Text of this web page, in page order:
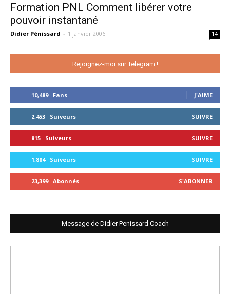
Formation PNL Comment libérer votre
pouvoir instantané
Didier Pénissard - 1 janvier 2006 14
Rejoignez-moi sur Telegram !
10,489 Fans J'AIME
2,453 Suiveurs SUIVRE
815 Suiveurs SUIVRE
1,884 Suiveurs SUIVRE
23,399 Abonnés S'ABONNER
Message de Didier Penissard Coach